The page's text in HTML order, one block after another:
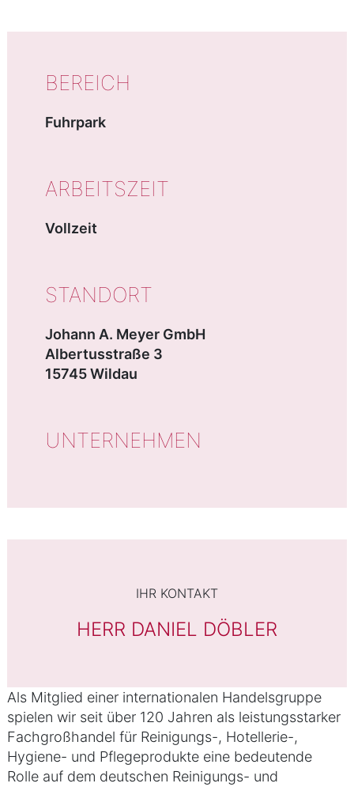
Als Mitglied einer internationalen Handelsgruppe
spielen wir seit über 120 Jahren als leistungsstarker
Fachgroßhandel für Reinigungs-, Hotellerie-,
Hygiene- und Pflegeprodukte eine bedeutende
Rolle auf dem deutschen Reinigungs- und
BEREICH
Fuhrpark
ARBEITSZEIT
Vollzeit
STANDORT
Johann A. Meyer GmbH
Albertusstraße 3
15745 Wildau
UNTERNEHMEN
IHR KONTAKT
HERR DANIEL DÖBLER